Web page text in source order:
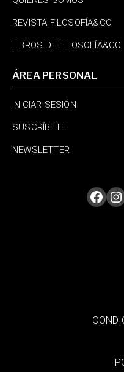
REVISTA FILOSOFÍA&CO
LIBROS DE FILOSOFÍA&CO
ÁREA PERSONAL
INICIAR SESIÓN
SUSCRÍBETE
NEWSLETTER